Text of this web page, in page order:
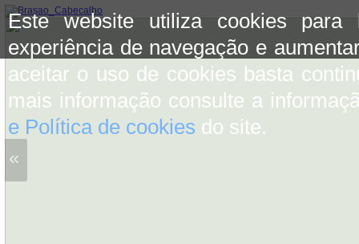
Este website utiliza cookies para
experiência de navegação e
aceitar o uso de cookies basta
mais informação consulte a
e Política de cookies do site.
«